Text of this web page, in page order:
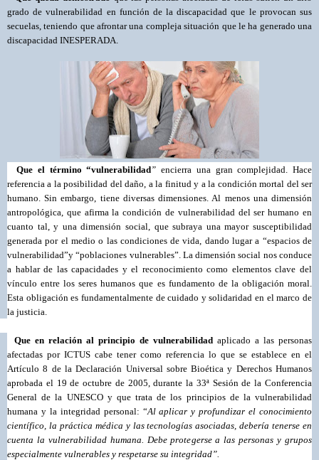
grado de vulnerabilidad en función de la discapacidad que le provocan sus
secuelas, teniendo que afrontar una compleja situación que le ha generado una
discapacidad INESPERADA.
Que el término “vulnerabilidad” encierra una gran complejidad. Hace
referencia a la posibilidad del daño, a la finitud y a la condición mortal del ser
humano. Sin embargo, tiene diversas dimensiones. Al menos una dimensión
antropológica, que afirma la condición de vulnerabilidad del ser humano en
cuanto tal, y una dimensión social, que subraya una mayor susceptibilidad
generada por el medio o las condiciones de vida, dando lugar a “espacios de
vulnerabilidad”y“poblaciones vulnerables” . La dimensión social nos conduce
a hablar de las capacidades y el reconocimiento como elementos clave del
vínculo entre los seres humanos que es fundamento de la obligación moral.
Esta obligación es fundamentalmente de cuidado y solidaridad en el marco de
la justicia.
Que en relación al principio de vulnerabilidad aplicado a las personas
afectadas por ICTUS cabe tener como referencia lo que se establece en el
Artículo 8 de la Declaración Universal sobre Bioética y Derechos Humanos
aprobada el 19 de octubre de 2005, durante la 33ª Sesión de la Conferencia
General de la UNESCO y que trata de los principios de la vulnerabilidad
humana y la integridad personal: “Al aplicar y profundizar el conocimiento
científico, la práctica médica y las tecnologías asociadas, debería tenerse en
cuenta la vulnerabilidad humana. Debe protegerse a las personas y grupos
especialmente vulnerables y respetarse su integridad”.